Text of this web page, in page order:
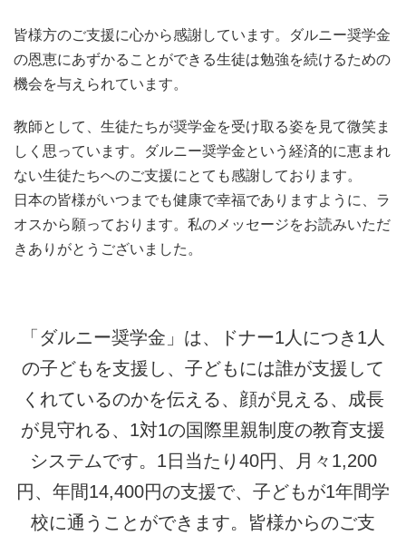
皆様方のご支援に心から感謝しています。ダルニー奨学金
の恩恵にあずかることができる生徒は勉強を続けるための
機会を与えられています。
教師として、生徒たちが奨学金を受け取る姿を見て微笑ま
しく思っています。ダルニー奨学金という経済的に恵まれ
ない生徒たちへのご支援にとても感謝しております。
日本の皆様がいつまでも健康で幸福でありますように、ラ
オスから願っております。私のメッセージをお読みいただ
きありがとうございました。
「ダルニー奨学金」は、ドナー1人につき1人
の子どもを支援し、子どもには誰が支援して
くれているのかを伝える、顔が見える、成長
が見守れる、1対1の国際里親制度の教育支援
システムです。1日当たり40円、月々1,200
円、年間14,400円の支援で、子どもが1年間学
校に通うことができます。皆様からのご支